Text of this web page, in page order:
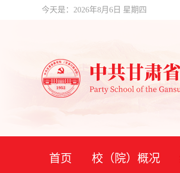
今天是： 2026年8月6日 星期四
首页 校（院）概况